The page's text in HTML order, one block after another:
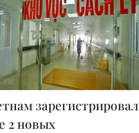
зарегистрировал
2 новых